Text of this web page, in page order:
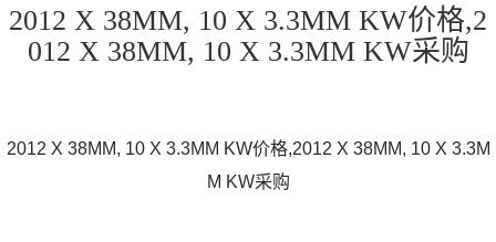
2012 X 38MM, 10 X 3.3MM KW价格,2
012 X 38MM, 10 X 3.3MM KW采购
2012 X 38MM, 10 X 3.3MM KW价格,2012 X 38MM, 10 X 3.3M
M KW采购